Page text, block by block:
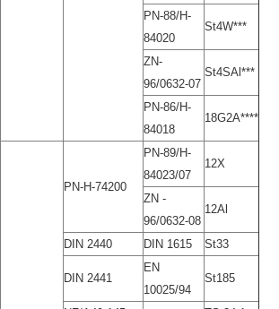
PN-88/H-
84020
St4W***
ZN-
96/0632-07
St4SAl***
PN-86/H-
84018
18G2A****
PN-H-74200
PN-89/H-
84023/07
12X
ZN -
96/0632-08
12Al
DIN 2440 DIN 1615 St33
DIN 2441
EN
10025/94
St185